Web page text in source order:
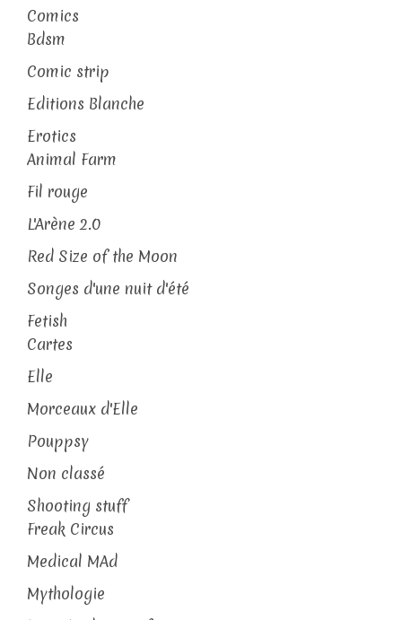
Comics
Bdsm
Comic strip
Editions Blanche
Erotics
Animal Farm
Fil rouge
L'Arène 2.0
Red Size of the Moon
Songes d'une nuit d'été
Fetish
Cartes
Elle
Morceaux d'Elle
Pouppsy
Non classé
Shooting stuff
Freak Circus
Medical MAd
Mythologie